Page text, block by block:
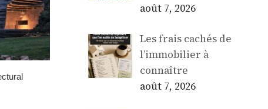
août 7, 2026
Les frais cachés de
l’immobilier à
connaître
août 7, 2026